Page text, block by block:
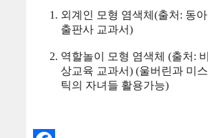
외계인 모형 염색체(출처: 동아
출판사 교과서)
역할놀이 모형 염색체 (출처: 비
상교육 교과서) (울버린과 미스
틱의 자녀들 활용가능)